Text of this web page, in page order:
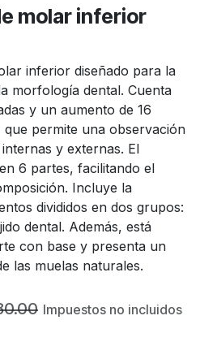
molar inferior
inferior diseñado para la
morfología dental. Cuenta
y un aumento de 16
permite una observación
y externas. El
6 partes, facilitando el
Incluye la
divididos en dos grupos:
dental. Además, está
con base y presenta un
las muelas naturales.
Impuestos no incluidos